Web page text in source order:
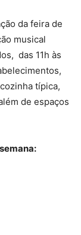
da feira de
musical
das 11h às
típica,
de espaços